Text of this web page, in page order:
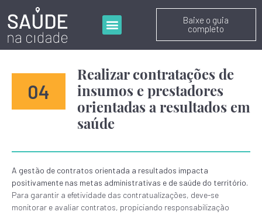
Baixe o guia
completo
04
Realizar contratações de
insumos e prestadores
orientadas a resultados em
saúde
A gestão de contratos orientada a resultados impacta
positivamente nas metas administrativas e de saúde do território.
Para garantir a efetividade das contratualizações, deve-se
monitorar e avaliar contratos, propiciando responsabilização